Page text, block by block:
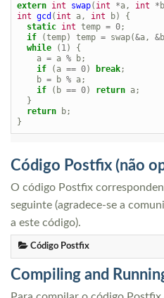
extern int swap( int *a, int * b
int gcd ( int a, int b)
{
static int temp = 0;
if
(temp) temp = swap(&a, &b
while
( 1)
{
a = a % b;
if
( a == 0) break;
b = b % a;
if
( b == 0) return a;
}
return
b;
}
Código Postfix (não
O código Postfix
seguinte (agradece-se a
a este código).
Código Postfix
Compiling and